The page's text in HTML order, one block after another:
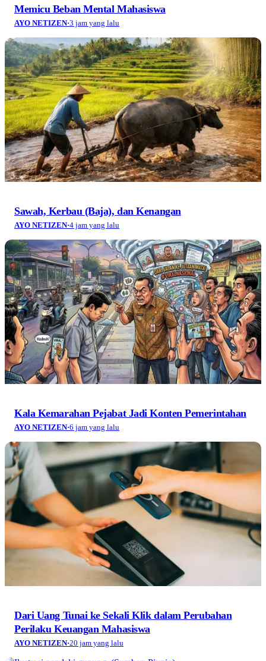
Memicu Beban Mental Mahasiswa
AYO NETIZEN·3 jam yang lalu
Sawah, Kerbau (Baja), dan Kenangan
AYO NETIZEN·4 jam yang lalu
Kala Kemarahan Pejabat Jadi Konten Pemerintahan
AYO NETIZEN·6 jam yang lalu
Dari Uang Tunai ke Sekali Klik dalam Perubahan
Perilaku Keuangan Mahasiswa
AYO NETIZEN·20 jam yang lalu